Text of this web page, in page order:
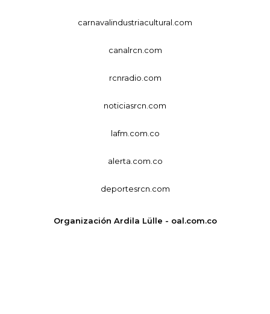
carnavalindustriacultural.com
canalrcn.com
rcnradio.com
noticiasrcn.com
lafm.com.co
alerta.com.co
deportesrcn.com
Organización Ardila Lülle - oal.com.co